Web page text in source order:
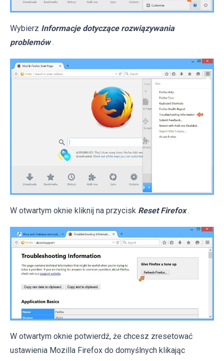
Wybierz Informacje dotyczące rozwiązywania
problemów .
W otwartym oknie kliknij na przycisk Reset Firefox .
W otwartym oknie potwierdź, że chcesz zresetować
ustawienia Mozilla Firefox do domyślnych klikając